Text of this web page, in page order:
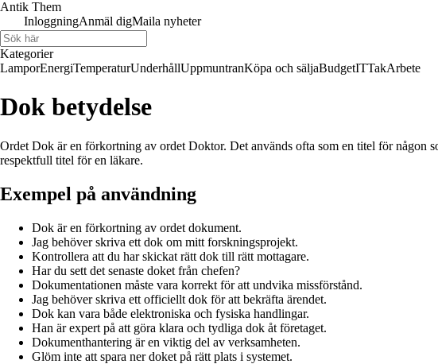
Antik Them
InloggningAnmäl digMaila nyheter
Kategorier
LamporEnergiTemperaturUnderhållUppmuntranKöpa och säljaBudgetITTakArbete
Dok betydelse
Ordet Dok är en förkortning av ordet Doktor. Det används ofta som en titel för någon
respektfull titel för en läkare.
Exempel på användning
Dok är en förkortning av ordet dokument.
Jag behöver skriva ett dok om mitt forskningsprojekt.
Kontrollera att du har skickat rätt dok till rätt mottagare.
Har du sett det senaste doket från chefen?
Dokumentationen måste vara korrekt för att undvika missförstånd.
Jag behöver skriva ett officiellt dok för att bekräfta ärendet.
Dok kan vara både elektroniska och fysiska handlingar.
Han är expert på att göra klara och tydliga dok åt företaget.
Dokumenthantering är en viktig del av verksamheten.
Glöm inte att spara ner doket på rätt plats i systemet.